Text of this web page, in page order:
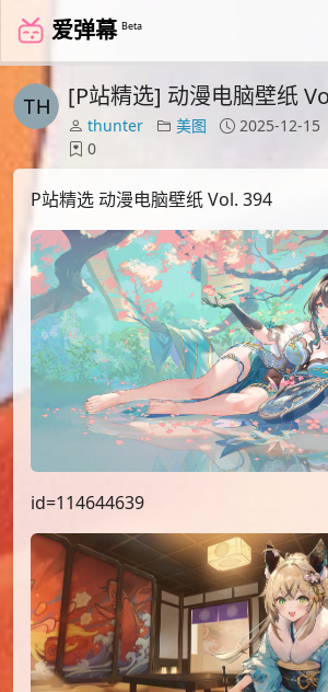
爱弹幕 Beta
[P站精选] 动漫电脑壁纸
thunter 美图 2025-12-15
0
P站精选 动漫电脑壁纸 Vol. 394
id=114644639